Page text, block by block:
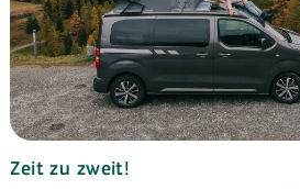
Zeit zu zweit!